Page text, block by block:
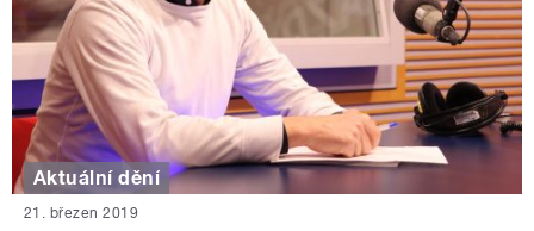
Aktuální dění
21. březen 2019